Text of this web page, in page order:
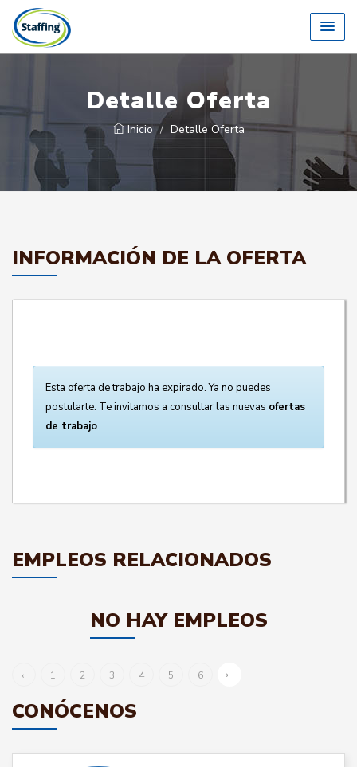
Detalle Oferta
Inicio Detalle Oferta
INFORMACIÓN DE LA OFERTA
Esta oferta de trabajo ha expirado. Ya no puedes
postularte. Te invitamos a consultar las nuevas ofertas
de trabajo.
EMPLEOS RELACIONADOS
NO HAY EMPLEOS
‹ 1 2 3 4 5 6 ›
CONÓCENOS